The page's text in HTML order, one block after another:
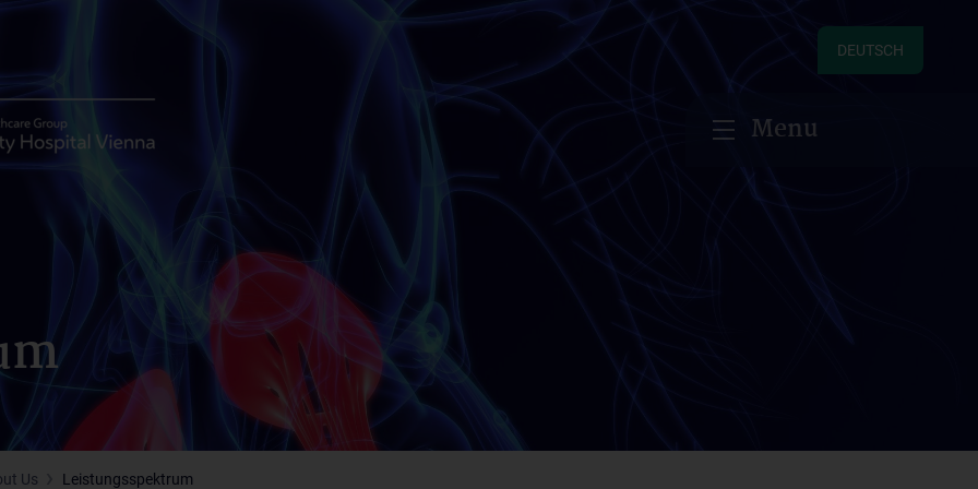
DEUTSCH
Menu
Us Leistungsspektrum